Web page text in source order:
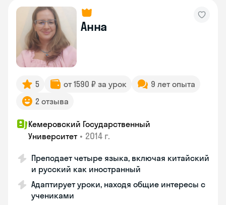
Анна
5 от 1590 ₽ за урок
9 лет опыта
2 отзыва
Кемеровский Государственный
Университет • 2014 г.
Преподает четыре языка, включая китайский
и русский как иностранный
Адаптирует уроки, находя общие интересы с
учениками